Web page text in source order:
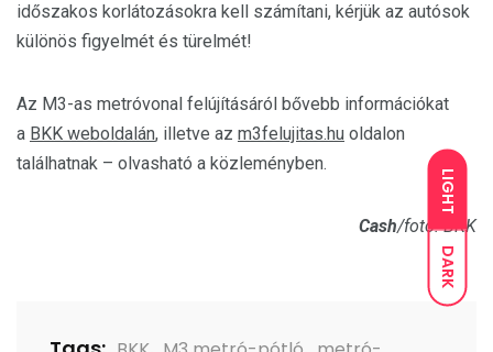
LIGHT
DARK
időszakos korlátozásokra kell számítani, kérjük az autósok
különös figyelmét és türelmét!
Az M3-as metróvonal felújításáról bővebb információkat
a BKK weboldalán, illetve az m3felujitas.hu oldalon
találhatnak – olvasható a közleményben.
Cash/fotó: BKK